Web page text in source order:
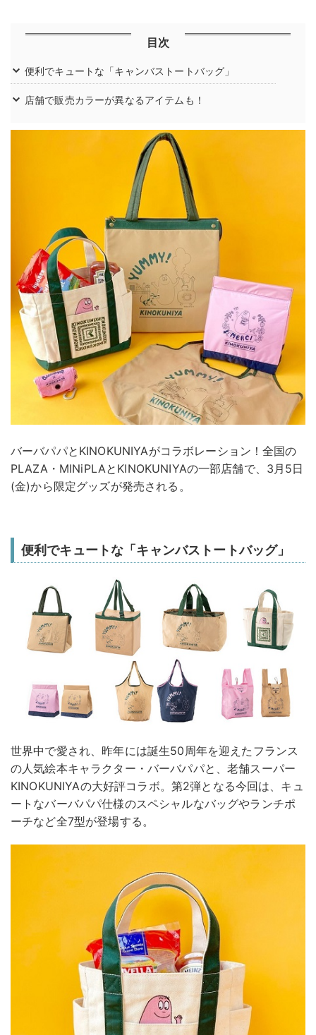
目次
便利でキュートな「キャンバストートバッグ」
店舗で販売カラーが異なるアイテムも！
バーバパパとKINOKUNIYAがコラボレーション！全国の
PLAZA・MINiPLAとKINOKUNIYAの一部店舗で、3月5日
(金)から限定グッズが発売される。
便利でキュートな「キャンバストートバッグ」
世界中で愛され、昨年には誕生50周年を迎えたフランス
の人気絵本キャラクター・バーバパパと、老舗スーパー
KINOKUNIYAの大好評コラボ。第2弾となる今回は、キュ
ートなバーバパパ仕様のスペシャルなバッグやランチポ
ーチなど全7型が登場する。